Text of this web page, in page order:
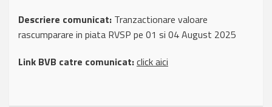
Descriere comunicat: Tranzactionare valoare
rascumparare in piata RVSP pe 01 si 04 August 2025
Link BVB catre comunicat:click aici